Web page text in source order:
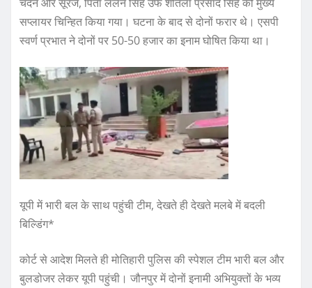
सप्लायर चिन्हित किया गया। घटना के बाद से दोनों फरार थे। एसपी
स्वर्ण प्रभात ने दोनों पर 50-50 हजार का इनाम घोषित किया था।
यूपी में भारी बल के साथ पहुंची टीम, देखते ही देखते मलबे में बदली
बिल्डिंग*
कोर्ट से आदेश मिलते ही मोतिहारी पुलिस की स्पेशल टीम भारी बल और
बुलडोजर लेकर यूपी पहुंची। जौनपुर में दोनों इनामी अभियुक्तों के भव्य